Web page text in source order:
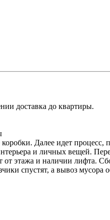
доставка до квартиры.
Далее идет процесс,
и личных вещей.
этажа и наличии лифта.
спустят, а вывоз мусора